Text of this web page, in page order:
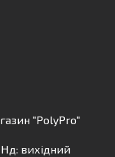
"PolyPro"
вихідний